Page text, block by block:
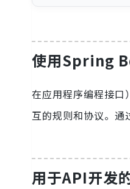
使用Spring
在应用程序编程接口
互的规则和协议。通
用于API开发